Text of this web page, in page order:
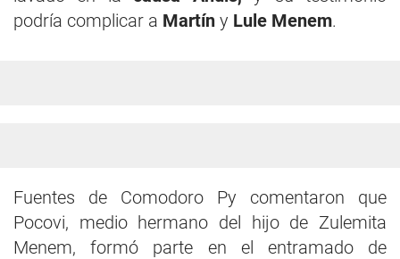
podría complicar a Martín y Lule Menem.
Fuentes de Comodoro Py comentaron que
Pocovi, medio hermano del hijo de Zulemita
Menem, formó parte en el entramado de